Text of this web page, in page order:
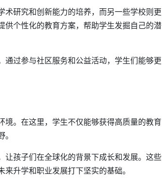
研究和创新能力的培养，而另一些学校则更
供个性化的教育方案，帮助学生发掘自己的潜
通过参与社区服务和公益活动，学生们能够更
。在这里，学生不仅能够获得高质量的教育
让孩子们在全球化的背景下成长和发展。这些
升学和职业发展打下坚实的基础。